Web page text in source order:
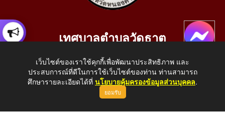
เทศบาลตำบลวัดธาตุ
อ.เมือง จ.หนองคาย 43000
โทรศัพท์: 042-414758 โทรสาร: 042-414759
E-Mail: saraban_05430110@dla.go.th
เว็บไซต์ของเราใช้คุกกี้เพื่อพัฒนาประสิทธิภาพ และ
ประสบการณ์ที่ดีในการใช้เว็บไซต์ของท่าน ท่านสามารถ
ศึกษารายละเอียดได้ที่ นโยบายคุ้มครองข้อมูลส่วนบุคคล.
ยอมรับ